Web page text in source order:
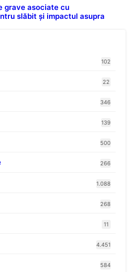
grave asociate cu
slăbit și impactul asupra
102
22
346
139
500
266
1.088
268
11
4.451
584